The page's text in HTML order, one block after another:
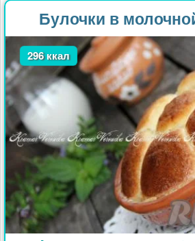
Булочки в
296 ккал